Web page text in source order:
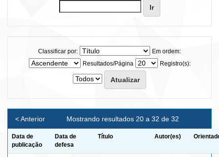
Classificar por:
Em ordem:
Resultados/Página
Registro(s):
Mostrando resultados 20 a 32 de 32
< Anterior
Data de
publicação
Data de
defesa
Título Autor(es)